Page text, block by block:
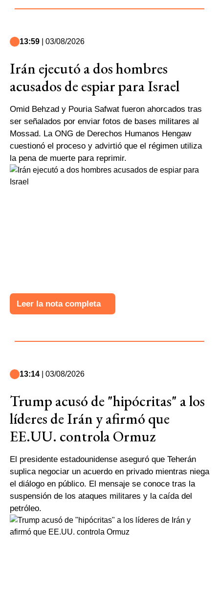
13:59 | 03/08/2026
Irán ejecutó a dos hombres
acusados de espiar para Israel
Omid Behzad y Pouria Safwat fueron ahorcados tras
ser señalados por enviar fotos de bases militares al
Mossad. La ONG de Derechos Humanos Hengaw
cuestionó el proceso y advirtió que el régimen utiliza
la pena de muerte para reprimir.
Leer la nota completa
13:14 | 03/08/2026
Trump acusó de "hipócritas" a los
líderes de Irán y afirmó que
EE.UU. controla Ormuz
El presidente estadounidense aseguró que Teherán
suplica negociar un acuerdo en privado mientras niega
el diálogo en público. El mensaje se conoce tras la
suspensión de los ataques militares y la caída del
petróleo.